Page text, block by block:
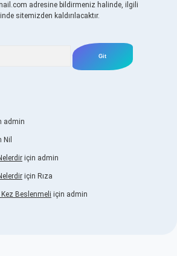
adresine bildirmeniz halinde, ilgili
sitemizden kaldırılacaktır.
admin
Nil
için admin
için Rıza
Kez Beslenmeli için admin